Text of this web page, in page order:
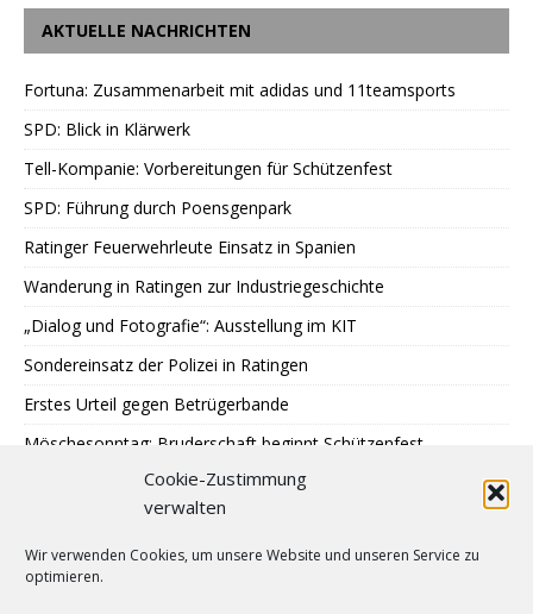
Cookie-Zustimmung
verwalten
Wir verwenden Cookies, um unsere Website und unseren Service zu
optimieren.
AKTUELLE NACHRICHTEN
Fortuna: Zusammenarbeit mit adidas und 11teamsports
SPD: Blick in Klärwerk
Tell-Kompanie: Vorbereitungen für Schützenfest
SPD: Führung durch Poensgenpark
Ratinger Feuerwehrleute Einsatz in Spanien
Wanderung in Ratingen zur Industriegeschichte
„Dialog und Fotografie“: Ausstellung im KIT
Sondereinsatz der Polizei in Ratingen
Erstes Urteil gegen Betrügerbande
Möschesonntag: Bruderschaft beginnt Schützenfest
RTC: Alt-Traktorentreffen und Museumsfest
Finne Patrik Jääskeläinen stürmt für Ice Aliens
Kaiserswerth: Wachstum mit Maß